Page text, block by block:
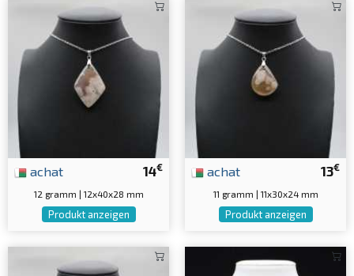
14€
achat
12 gramm | 12x40x28 mm
Produkt anzeigen
13€
achat
11 gramm | 11x30x24 mm
Produkt anzeigen